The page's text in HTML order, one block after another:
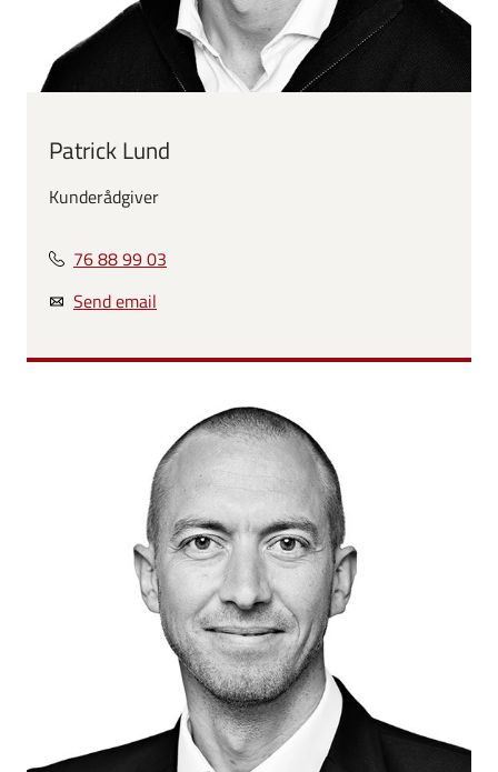
Patrick Lund
Kunderådgiver
76 88 99 03
Send email